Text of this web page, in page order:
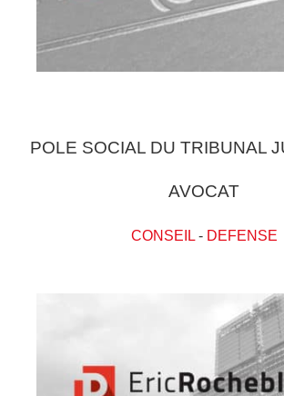
POLE SOCIAL DU TRIBUNAL
AVOCAT
CONSEIL- DEFENSE